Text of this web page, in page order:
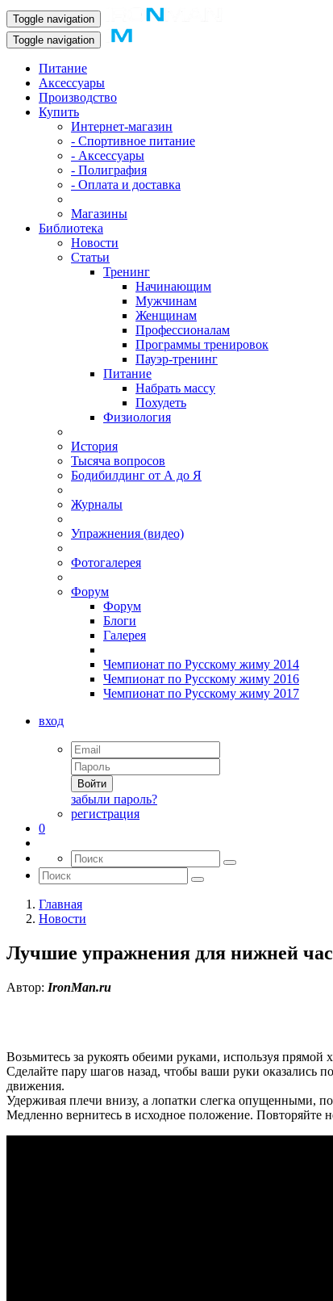
Toggle navigation
Toggle navigation
Питание
Аксессуары
Производство
Купить
Интернет-магазин
- Спортивное питание
- Аксессуары
- Полиграфия
- Оплата и доставка
Магазины
Библиотека
Новости
Статьи
Тренинг
Начинающим
Мужчинам
Женщинам
Профессионалам
Программы тренировок
Пауэр-тренинг
Питание
Набрать массу
Похудеть
Физиология
История
Тысяча вопросов
Бодибилдинг от А до Я
Журналы
Упражнения (видео)
Фотогалерея
Форум
Форум
Блоги
Галерея
Чемпионат по Русскому жиму 2014
Чемпионат по Русскому жиму 2016
Чемпионат по Русскому жиму 2017
вход
Войти
забыли пароль?
регистрация
0
Главная
Новости
Лучшие упражнения для нижней
Автор: IronMan.ru
Возьмитесь за рукоять обеими руками, используя прямой
Сделайте пару шагов назад, чтобы ваши руки оказались
движения.
Удерживая плечи внизу, а лопатки слегка опущенными,
Медленно вернитесь в исходное положение. Повторяйте